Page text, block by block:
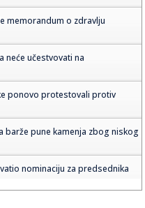
memorandum o zdravlju
neće učestvovati na
ponovo protestovali protiv
barže pune kamenja zbog niskog
nominaciju za predsednika